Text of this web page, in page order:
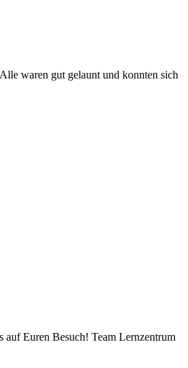
waren gut gelaunt und konnten sich
auf Euren Besuch! Team Lernzentrum